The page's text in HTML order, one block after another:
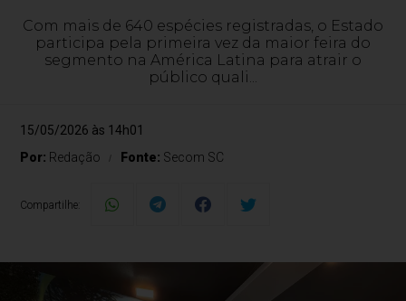
Com mais de 640 espécies registradas, o Estado
participa pela primeira vez da maior feira do
segmento na América Latina para atrair o
público quali...
15/05/2026 às 14h01
Por: Redação Fonte: Secom SC
Compartilhe: